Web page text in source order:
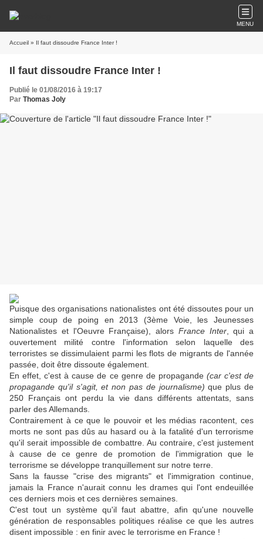
MENU
Accueil » Il faut dissoudre France Inter !
Il faut dissoudre France Inter !
Publié le 01/08/2016 à 19:17
Par Thomas Joly
Puisque des organisations nationalistes ont été dissoutes pour un
simple coup de poing en 2013 (3ème Voie, les Jeunesses
Nationalistes et l'Oeuvre Française), alors France Inter, qui a
ouvertement milité contre l'information selon laquelle des
terroristes se dissimulaient parmi les flots de migrants de l'année
passée, doit être dissoute également.
En effet, c'est à cause de ce genre de propagande (car c'est de
propagande qu'il s'agit, et non pas de journalisme) que plus de
250 Français ont perdu la vie dans différents attentats, sans
parler des Allemands.
Contrairement à ce que le pouvoir et les médias racontent, ces
morts ne sont pas dûs au hasard ou à la fatalité d'un terrorisme
qu'il serait impossible de combattre. Au contraire, c'est justement
à cause de ce genre de promotion de l'immigration que le
terrorisme se développe tranquillement sur notre terre.
Sans la fausse "crise des migrants" et l'immigration continue,
jamais la France n'aurait connu les drames qui l'ont endeuillée
ces derniers mois et ces dernières semaines.
C'est tout un système qu'il faut abattre, afin qu'une nouvelle
génération de responsables politiques réalise ce que les autres
disent impossible : en finir avec le terrorisme en France !